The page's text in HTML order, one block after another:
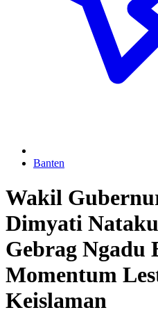
Banten
Wakil
Dimyati
Gebrag Ngadu
Momentum
Keislaman